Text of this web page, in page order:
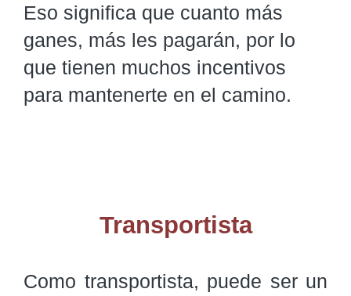
Eso significa que cuanto más
ganes, más les pagarán, por lo
que tienen muchos incentivos
para mantenerte en el camino.
Transportista
Como transportista, puede ser un